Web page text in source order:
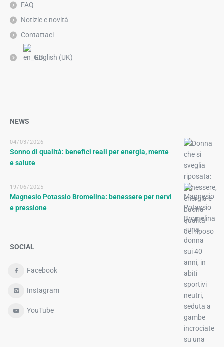
FAQ
Notizie e novità
Contattaci
English (UK)
NEWS
04/03/2026
Sonno di qualità: benefici reali per energia, mente
e salute
19/06/2025
Magnesio Potassio Bromelina: benessere per nervi
e pressione
SOCIAL
Facebook
Instagram
YouTube